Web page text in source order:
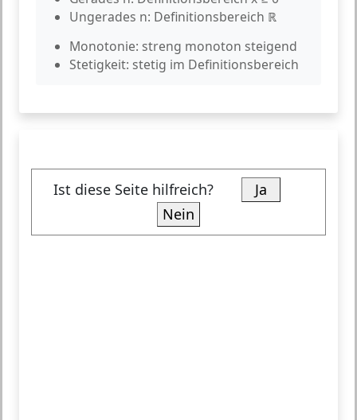
Ungerades n: Definitionsbereich ℝ
Monotonie: streng monoton steigend
Stetigkeit: stetig im Definitionsbereich
Ist diese Seite hilfreich?
Ja
Nein